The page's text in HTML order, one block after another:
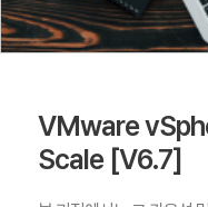
VMware
Scale [V6.7]